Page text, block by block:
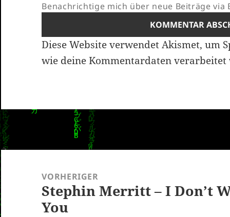
Benachrichtige mich über neue Beiträge via
Diese Website verwendet Akismet, um
wie deine Kommentardaten verarbeitet
Beitragsnavigation
VORHERIGER
Vorheriger
Beitrag:
Stephin Merritt – I Don’t
You